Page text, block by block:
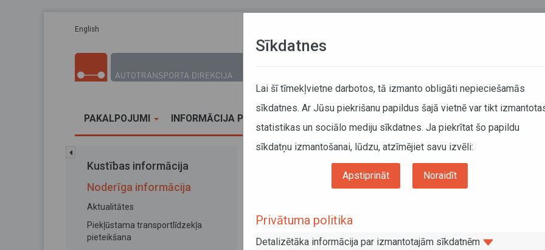
English
PAKALPOJUMI INFORMĀCIJA PĀRVADĀTĀJIEM
Kustības informācija
Noderīga informācija
Aktualitātes
Piekļūstama transportlīdzekļa
pieteikšana
SIA "Latvijas Sabiedriskais autobuss"
Sīkdatnes
Lai šī tīmekļvietne darbotos, tā izmanto obligāti nepieciešamās
sīkdatnes. Ar Jūsu piekrišanu papildus šajā vietnē var tikt
statistikas un sociālo mediju sīkdatnes. Ja piekrītat šo papildu
sīkdatņu izmantošanai, lūdzu, atzīmējiet savu izvēli:
Apstiprināt Noraidīt
Privātuma politika
Detalizētāka informācija par izmantotajām sīkdatnēm